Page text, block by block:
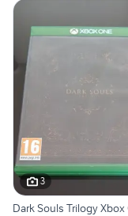
3
Dark Souls Trilogy Xbox